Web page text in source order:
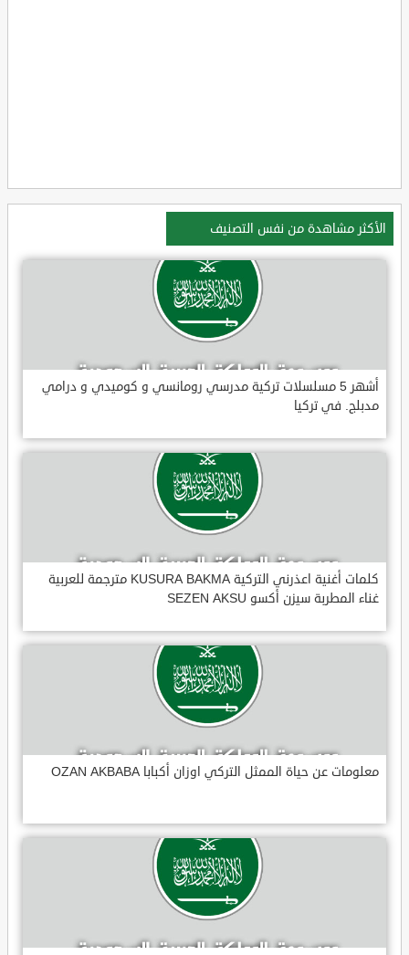
الأكثر مشاهدة من نفس التصنيف
أشهر 5 مسلسلات تركية مدرسي رومانسي و كوميدي و درامي
مدبلج. في تركيا
كلمات أغنية اعذرني التركية KUSURA BAKMA مترجمة للعربية
غناء المطربة سيزن أكسو SEZEN AKSU
معلومات عن حياة الممثل التركي اوزان أكبابا OZAN AKBABA